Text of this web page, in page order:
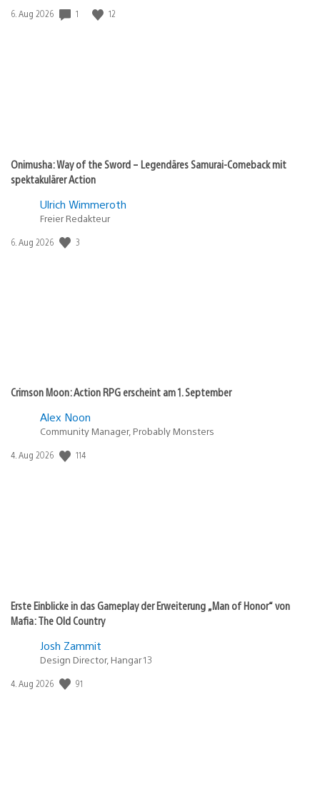
Veröffentlichungsdatum:
6. Aug 2026 1 12
Onimusha: Way of the Sword – Legendäres Samurai-Comeback mit
spektakulärer Action
Ulrich Wimmeroth
Freier Redakteur
Veröffentlichungsdatum:
6. Aug 2026 3
Crimson Moon: Action RPG erscheint am 1. September
Alex Noon
Community Manager, Probably Monsters
Veröffentlichungsdatum:
4. Aug 2026 114
Erste Einblicke in das Gameplay der Erweiterung „Man of Honor“ von
Mafia: The Old Country
Josh Zammit
Design Director, Hangar 13
Veröffentlichungsdatum:
4. Aug 2026 91